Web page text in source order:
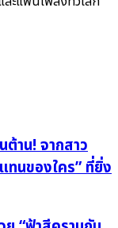
าน! จากสาว
นของใคร” ที่ยิ่ง